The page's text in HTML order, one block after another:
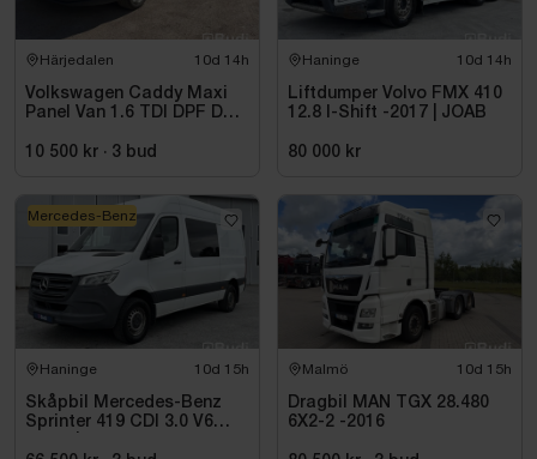
Härjedalen 10d 14h
Volkswagen Caddy Maxi
Panel Van 1.6 TDI DPF DSG
10 500 kr · 3 bud
Haninge 10d 14h
Liftdumper Volvo FMX 410
12.8 I-Shift -2017 | JOAB
80 000 kr
Haninge 10d 15h
Skåpbil Mercedes-Benz
Sprinter 419 CDI 3.0 V6
Mercedes-Benz
Malmö 10d 15h
Dragbil MAN TGX 28.480
6X2-2 -2016